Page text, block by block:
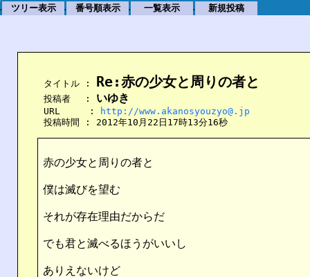
. ツリー表示 . 番号順表示 . 一覧表示 . 新規投稿
    タイトル :
Re:赤の少女と周りの者と
    投稿者　 :
いゆき
    URL　　  :
http://www.akanosyouzyo@.jp
    投稿時間 : 2012年10月22日17時13分16秒
赤の少女と周りの者と
僕は滅びを望む
それが存在理由だからだ
でも君と滅べるほうがいいし
ありえないけど